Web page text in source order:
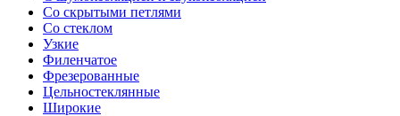
Со скрытыми петлями
Со стеклом
Узкие
Филенчатое
Фрезерованные
Цельностеклянные
Широкие